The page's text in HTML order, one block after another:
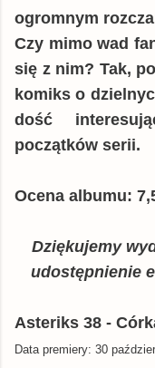
ogromnym
Czy mimo wad
się z nim? Tak,
komiks o
dość
początków serii.
Ocena albumu:
Dziękujemy
udostępnienie
Asteriks 38 -
Data premiery: 30